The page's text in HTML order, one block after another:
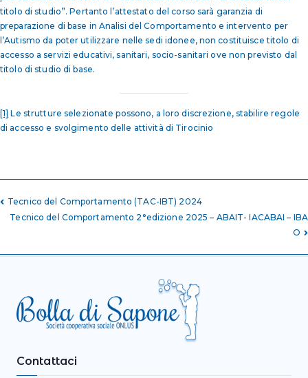
titolo di studio”. Pertanto l’attestato del corso sarà garanzia di
preparazione di base in Analisi del Comportamento e intervento per
l’Autismo da poter utilizzare nelle sedi idonee, non costituisce titolo di
accesso a servizi educativi, sanitari, socio-sanitari ove non previsto dal
titolo di studio di base.
[1] Le strutture selezionate possono, a loro discrezione, stabilire regole
di accesso e svolgimento delle attività di Tirocinio
Tecnico del Comportamento (TAC-IBT) 2024
Tecnico del Comportamento 2°edizione 2025 – ABAIT- IACABAI – IBA
O
Contattaci